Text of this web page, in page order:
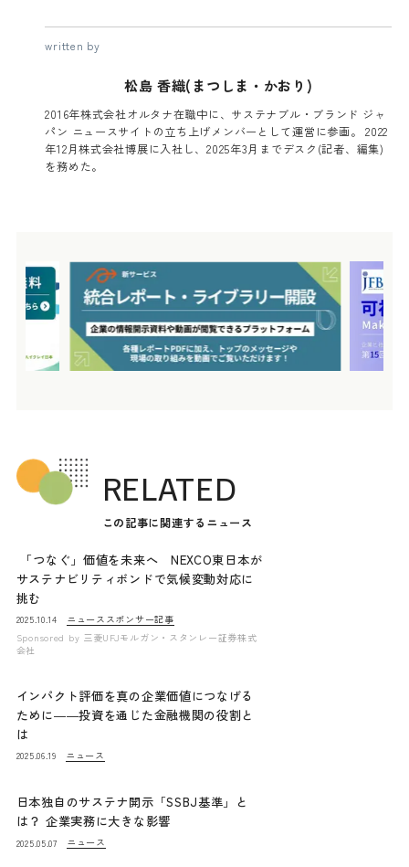
written by
松島 香織(まつしま・かおり)
2016年株式会社オルタナ在職中に、サステナブル・ブランド ジャ
パン ニュースサイトの立ち上げメンバーとして運営に参画。 2022
年12月株式会社博展に入社し、2025年3月までデスク(記者、編集)
を務めた。
RELATED
この記事に関連するニュース
「つなぐ」価値を未来へ NEXCO東日本が
サステナビリティボンドで気候変動対応に
挑む
2025.10.14 ニュース スポンサー記事
Sponsored by 三菱UFJモルガン・スタンレー証券株式
会社
インパクト評価を真の企業価値につなげる
ために――投資を通じた金融機関の役割と
は
2025.06.19 ニュース
日本独自のサステナ開示「SSBJ基準」と
は？ 企業実務に大きな影響
2025.05.07 ニュース